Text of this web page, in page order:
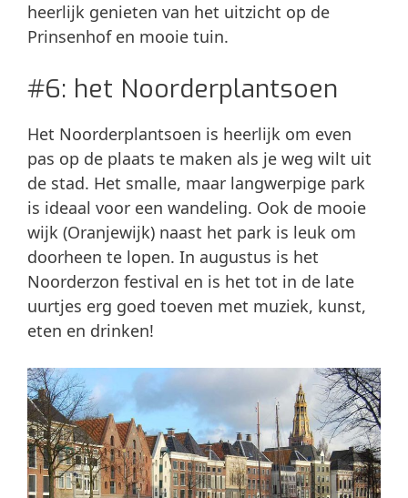
heerlijk genieten van het uitzicht op de
Prinsenhof en mooie tuin.
#6: het Noorderplantsoen
Het Noorderplantsoen is heerlijk om even
pas op de plaats te maken als je weg wilt uit
de stad. Het smalle, maar langwerpige park
is ideaal voor een wandeling. Ook de mooie
wijk (Oranjewijk) naast het park is leuk om
doorheen te lopen. In augustus is het
Noorderzon festival en is het tot in de late
uurtjes erg goed toeven met muziek, kunst,
eten en drinken!